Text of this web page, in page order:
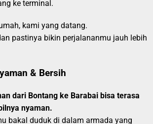
ke terminal.
kami yang datang.
pastinya bikin perjalananmu jauh lebih
& Bersih
dari Bontang ke Barabai bisa terasa
nyaman.
bakal duduk di dalam armada yang